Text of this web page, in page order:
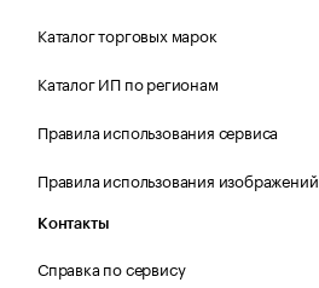
Каталог торговых марок
Каталог ИП по регионам
Правила использования сервиса
Правила использования изображений
Контакты
Справка по сервису